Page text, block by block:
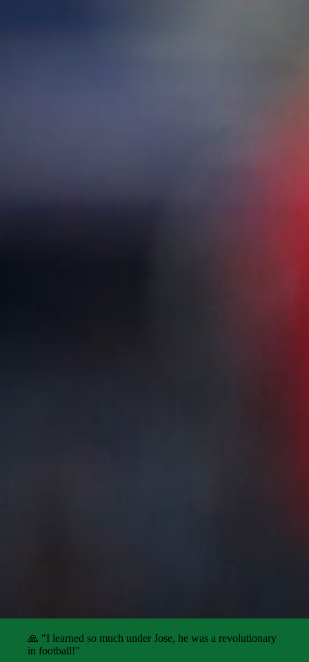
🙏 "I learned so much under Jose, he was a revolutionary
in football!"